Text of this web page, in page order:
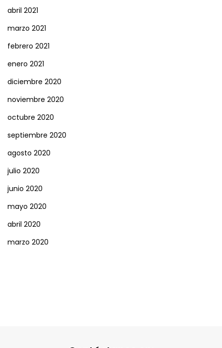
abril 2021
marzo 2021
febrero 2021
enero 2021
diciembre 2020
noviembre 2020
octubre 2020
septiembre 2020
agosto 2020
julio 2020
junio 2020
mayo 2020
abril 2020
marzo 2020